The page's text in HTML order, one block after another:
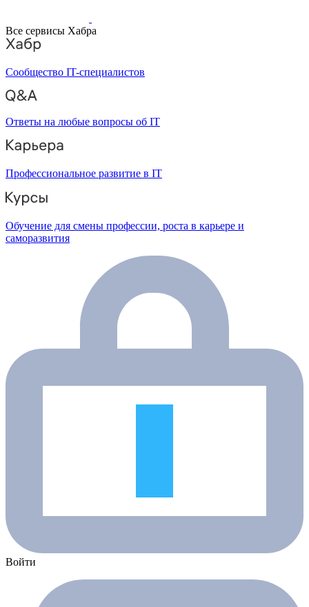
Все сервисы Хабра
Сообщество IT-специалистов
Ответы на любые вопросы об IT
Профессиональное развитие в IT
Обучение для смены профессии, роста в карьере и
саморазвития
Войти